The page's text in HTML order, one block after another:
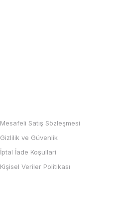
Mesafeli Satış Sözleşmesi
Gizlilik ve Güvenlik
İptal İade Koşullari
Kişisel Veriler Politikası